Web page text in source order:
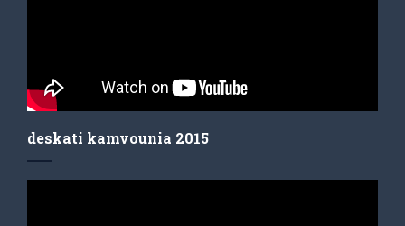
deskati kamvounia 2015